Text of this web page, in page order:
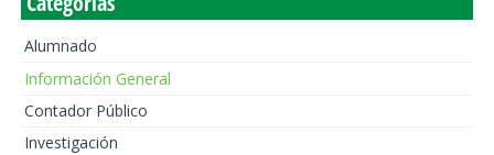
Alumnado
Información General
Contador Público
Investigación